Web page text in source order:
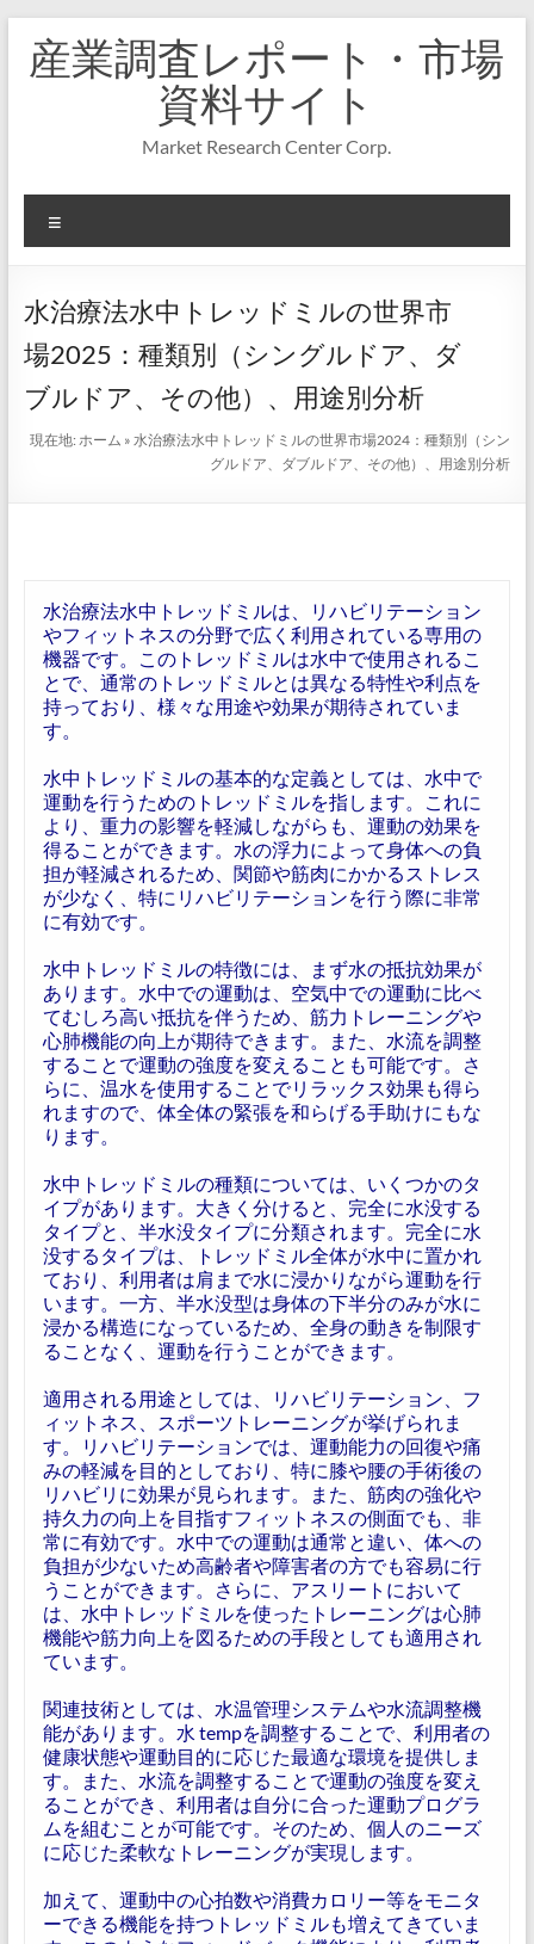
キ
プ
産業調査レポート・市場
資料サイト
Market Research Center Corp.
ニ
ー
水治療法水中トレッドミルの世界市
場2025：種類別（シングルドア、ダ
ブルドア、その他）、用途別分析
現在地:ホーム »水治療法水中トレッドミルの世界市場2024：種類別（シン
グルドア、ダブルドア、その他）、用途別分析
水治療法水中トレッドミルは、リハビリテーション
やフィットネスの分野で広く利用されている専用の
機器です。このトレッドミルは水中で使用されるこ
とで、通常のトレッドミルとは異なる特性や利点を
持っており、様々な用途や効果が期待されていま
す。
水中トレッドミルの基本的な定義としては、水中で
運動を行うためのトレッドミルを指します。これに
より、重力の影響を軽減しながらも、運動の効果を
得ることができます。水の浮力によって身体への負
担が軽減されるため、関節や筋肉にかかるストレス
が少なく、特にリハビリテーションを行う際に非常
に有効です。
水中トレッドミルの特徴には、まず水の抵抗効果が
あります。水中での運動は、空気中での運動に比べ
てむしろ高い抵抗を伴うため、筋力トレーニングや
心肺機能の向上が期待できます。また、水流を調整
することで運動の強度を変えることも可能です。さ
らに、温水を使用することでリラックス効果も得ら
れますので、体全体の緊張を和らげる手助けにもな
ります。
水中トレッドミルの種類については、いくつかのタ
イプがあります。大きく分けると、完全に水没する
タイプと、半水没タイプに分類されます。完全に水
没するタイプは、トレッドミル全体が水中に置かれ
ており、利用者は肩まで水に浸かりながら運動を行
います。一方、半水没型は身体の下半分のみが水に
浸かる構造になっているため、全身の動きを制限す
ることなく、運動を行うことができます。
適用される用途としては、リハビリテーション、フ
ィットネス、スポーツトレーニングが挙げられま
す。リハビリテーションでは、運動能力の回復や痛
みの軽減を目的としており、特に膝や腰の手術後の
リハビリに効果が見られます。また、筋肉の強化や
持久力の向上を目指すフィットネスの側面でも、非
常に有効です。水中での運動は通常と違い、体への
負担が少ないため高齢者や障害者の方でも容易に行
うことができます。さらに、アスリートにおいて
は、水中トレッドミルを使ったトレーニングは心肺
機能や筋力向上を図るための手段としても適用され
ています。
関連技術としては、水温管理システムや水流調整機
能があります。水 tempを調整することで、利用者の
健康状態や運動目的に応じた最適な環境を提供しま
す。また、水流を調整することで運動の強度を変え
ることができ、利用者は自分に合った運動プログラ
ムを組むことが可能です。そのため、個人のニーズ
に応じた柔軟なトレーニングが実現します。
加えて、運動中の心拍数や消費カロリー等をモニタ
ーできる機能を持つトレッドミルも増えてきていま